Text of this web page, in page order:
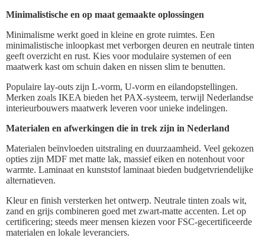
Minimalistische en op maat gemaakte oplossingen
Minimalisme werkt goed in kleine en grote ruimtes. Een
minimalistische inloopkast met verborgen deuren en neutrale tinten
geeft overzicht en rust. Kies voor modulaire systemen of een
maatwerk kast om schuin daken en nissen slim te benutten.
Populaire lay-outs zijn L-vorm, U-vorm en eilandopstellingen.
Merken zoals IKEA bieden het PAX-systeem, terwijl Nederlandse
interieurbouwers maatwerk leveren voor unieke indelingen.
Materialen en afwerkingen die in trek zijn in Nederland
Materialen beïnvloeden uitstraling en duurzaamheid. Veel gekozen
opties zijn MDF met matte lak, massief eiken en notenhout voor
warmte. Laminaat en kunststof laminaat bieden budgetvriendelijke
alternatieven.
Kleur en finish versterken het ontwerp. Neutrale tinten zoals wit,
zand en grijs combineren goed met zwart-matte accenten. Let op
certificering; steeds meer mensen kiezen voor FSC-gecertificeerde
materialen en lokale leveranciers.